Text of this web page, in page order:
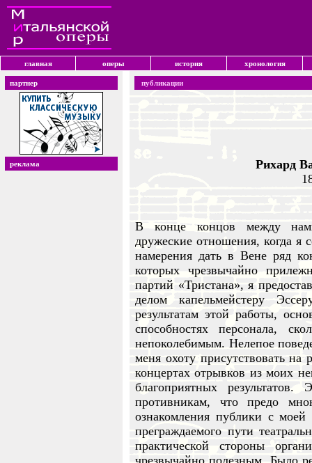
главная оперы история хронология
партнер
реклама
публикации
Рихард
В конце концов между
дружеские отношения, когда я
намерения дать в Вене ряд
которых чрезвычайно
партий «Тристана», я
делом капельмейстеру
результатам этой работы,
способностях персонала,
непоколебимым. Нелепое
меня охоту присутствовать
концертах отрывков из моих
благоприятных
противникам, что предо
ознакомления публики с
преграждаемого пути
практической стороны
чрезвычайно полезным. Было